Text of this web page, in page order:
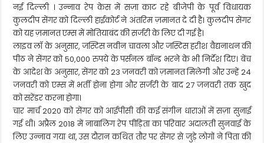
सेंगर
को
मिली
अंतरिम
ज़मानत
नई दिल्ली । उन्नाव रेप केस में सज़ा काट रहे बीजेपी के पूर्व विधायक
कुलदीप सेंगर को दिल्ली हाईकोर्ट ने अंतरिम ज़मानत दे दी है। कुलदीप सेंगर
को यह ज़मानत एम्स में मोतियाबंद की सर्जरी के लिए दी गई है।
लाइव लॉ के अनुसार, जस्टिस नवीन चावला और जस्टिस हरीश वैद्यनाथन की
पीठ ने सेंगर को 50,000 रुपये के पर्सनल बॉन्ड भरने के भी निर्देश दिए। बेंच
के आदेश के अनुसार, सेंगर को 23 जनवरी को ज़मानत मिलेगी और उन्हें 24
जनवरी को एम्स में भर्ती होना होगा और सर्जरी के बाद 27 जनवरी तक खुद
को सरेंडर करना होगा।
चार मार्च 2020 को सेंगर को आईपीसी की कई संगीन धाराओं में सज़ा सुनाई
गई थी। अप्रैल 2018 में नाबालिग रेप पीड़िता का परिवार अदालती सुनवाई के
लिए उन्नाव गया था, उस दौरान कथित तौर पर सेंगर से जुड़े लोगों ने पिता की